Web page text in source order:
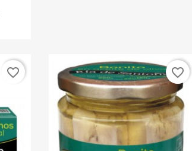
favorite_border favorite_border